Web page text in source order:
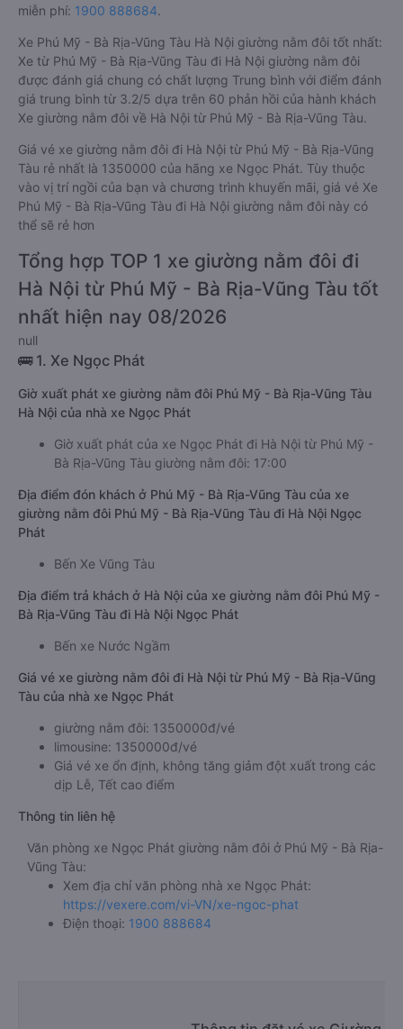
miễn phí: 1900 888684.
Xe Phú Mỹ - Bà Rịa-Vũng Tàu Hà Nội giường nằm đôi tốt nhất:
Xe từ Phú Mỹ - Bà Rịa-Vũng Tàu đi Hà Nội giường nằm đôi
được đánh giá chung có chất lượng Trung bình với điểm đánh
giá trung bình từ 3.2/5 dựa trên 60 phản hồi của hành khách
Xe giường nằm đôi về Hà Nội từ Phú Mỹ - Bà Rịa-Vũng Tàu.
Giá vé xe giường nằm đôi đi Hà Nội từ Phú Mỹ - Bà Rịa-Vũng
Tàu rẻ nhất là 1350000 của hãng xe Ngọc Phát. Tùy thuộc
vào vị trí ngồi của bạn và chương trình khuyến mãi, giá vé Xe
Phú Mỹ - Bà Rịa-Vũng Tàu đi Hà Nội giường nằm đôi này có
thể sẽ rẻ hơn
Tổng hợp TOP 1 xe giường nằm đôi đi
Hà Nội từ Phú Mỹ - Bà Rịa-Vũng Tàu tốt
nhất hiện nay 08/2026
null
🚌 1. Xe Ngọc Phát
Giờ xuất phát xe giường nằm đôi Phú Mỹ - Bà Rịa-Vũng Tàu
Hà Nội của nhà xe Ngọc Phát
Giờ xuất phát của xe Ngọc Phát đi Hà Nội từ Phú Mỹ -
Bà Rịa-Vũng Tàu giường nằm đôi: 17:00
Địa điểm đón khách ở Phú Mỹ - Bà Rịa-Vũng Tàu của xe
giường nằm đôi Phú Mỹ - Bà Rịa-Vũng Tàu đi Hà Nội Ngọc
Phát
Bến Xe Vũng Tàu
Địa điểm trả khách ở Hà Nội của xe giường nằm đôi Phú Mỹ -
Bà Rịa-Vũng Tàu đi Hà Nội Ngọc Phát
Bến xe Nước Ngầm
Giá vé xe giường nằm đôi đi Hà Nội từ Phú Mỹ - Bà Rịa-Vũng
Tàu của nhà xe Ngọc Phát
giường nằm đôi: 1350000đ/vé
limousine: 1350000đ/vé
Giá vé xe ổn định, không tăng giảm đột xuất trong các
dịp Lễ, Tết cao điểm
Thông tin liên hệ
Văn phòng xe Ngọc Phát giường nằm đôi ở Phú Mỹ - Bà Rịa-
Vũng Tàu:
Xem địa chỉ văn phòng nhà xe Ngọc Phát:
https://vexere.com/vi-VN/xe-ngoc-phat
Điện thoại: 1900 888684